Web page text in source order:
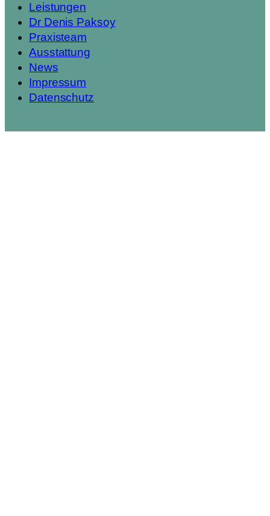
Leistungen
Dr Denis Paksoy
Praxisteam
Ausstattung
News
Impressum
Datenschutz